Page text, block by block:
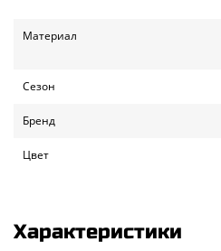
Материал
Сезон
Бренд
Цвет
Характеристики